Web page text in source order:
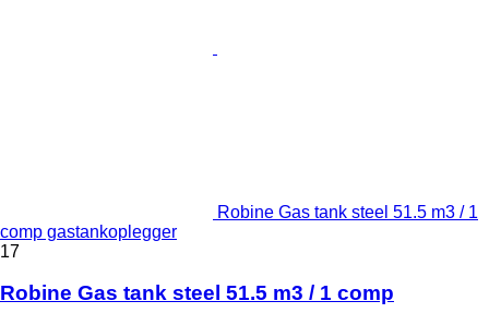
Robine Gas tank steel 51.5 m3 / 1
comp gastankoplegger
17
Robine Gas tank steel 51.5 m3 / 1 comp